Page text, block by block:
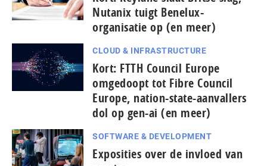
Nutanix tuigt Benelux-
organisatie op (en meer)
CLOUD & INFRASTRUCTURE
Kort: FTTH Council Europe
omgedoopt tot Fibre Council
Europe, nation-state-aanvallers
dol op gen-ai (en meer)
SOFTWARE & DEVELOPMENT
Exposities over de invloed van